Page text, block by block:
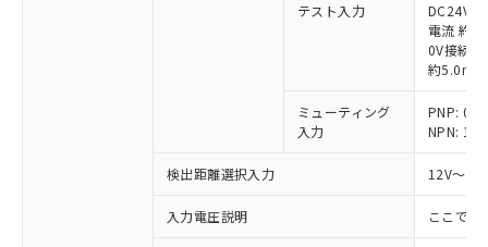
テスト入力
DC24V
電流 約
0V接続
約5.0mA
ミューティング
入力
PNP: 0V
NPN: 1/
検出距離選択入力 12V～Vs
入力電圧説明 ここでの